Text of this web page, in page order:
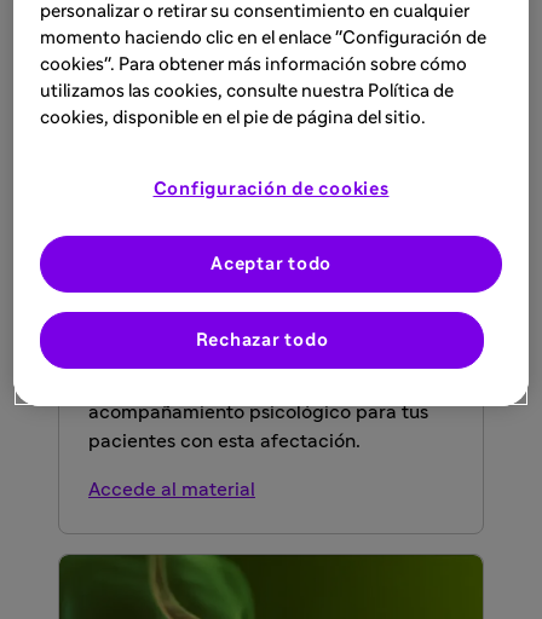
Recomendaciones y hábitos en
acompañamiento psicológico para tus
pacientes con esta afectación.
Accede al material
personalizar o retirar su consentimiento en cualquier
momento haciendo clic en el enlace "Configuración de
cookies". Para obtener más información sobre cómo
utilizamos las cookies, consulte nuestra Política de
cookies, disponible en el pie de página del sitio.
Configuración de cookies
Rechazar todo
Aceptar todo